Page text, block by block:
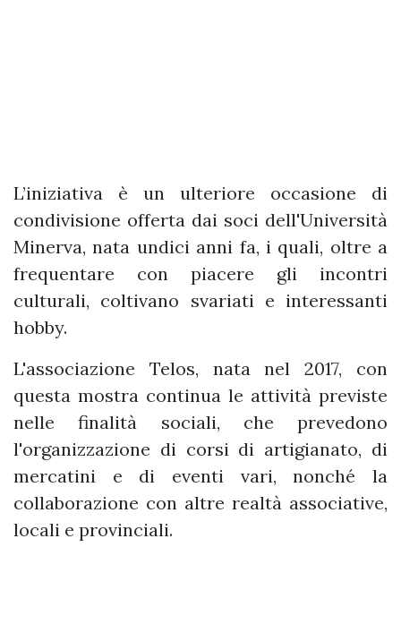
L’iniziativa è un ulteriore occasione di
condivisione offerta dai soci dell'Università
Minerva, nata undici anni fa, i quali, oltre a
frequentare con piacere gli incontri
culturali, coltivano svariati e interessanti
hobby.
L'associazione Telos, nata nel 2017, con
questa mostra continua le attività previste
nelle finalità sociali, che prevedono
l'organizzazione di corsi di artigianato, di
mercatini e di eventi vari, nonché la
collaborazione con altre realtà associative,
locali e provinciali.